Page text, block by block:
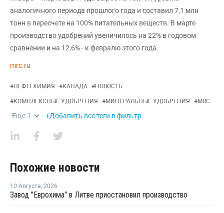
аналогичного периода прошлого года и составил 7,1 млн
тонн в пересчете на 100% питательных веществ. В марте
производство удобрений увеличилось на 22% в годовом
сравнении и на 12,6% - к февралю этого года.
mrc.ru
#НЕФТЕХИМИЯ #КАНАДА #НОВОСТЬ
#КОМПЛЕКСНЫЕ УДОБРЕНИЯ #МИНЕРАЛЬНЫЕ УДОБРЕНИЯ #MRC
Еще 1 +Добавить все теги в фильтр
Похожие новости
10 Августа, 2026
Завод "Еврохима" в Литве приостановил производство